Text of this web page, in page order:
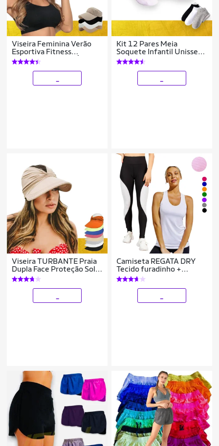
Viseira Feminina Verão
Esportiva Fitness
Respirável CROCHÊ
Caminhada 881
Kit 12 Pares Meia
Soquete Infantil Unissex
Branca Preta Sortida 30-
36 917
Viseira TURBANTE Praia
Dupla Face Proteção Solar
Uv50+ feminino 884
Camiseta REGATA DRY
Tecido furadinho +
CALÇA leg LEGGING
REDINHA Conjunto
Fitness Feminino 631